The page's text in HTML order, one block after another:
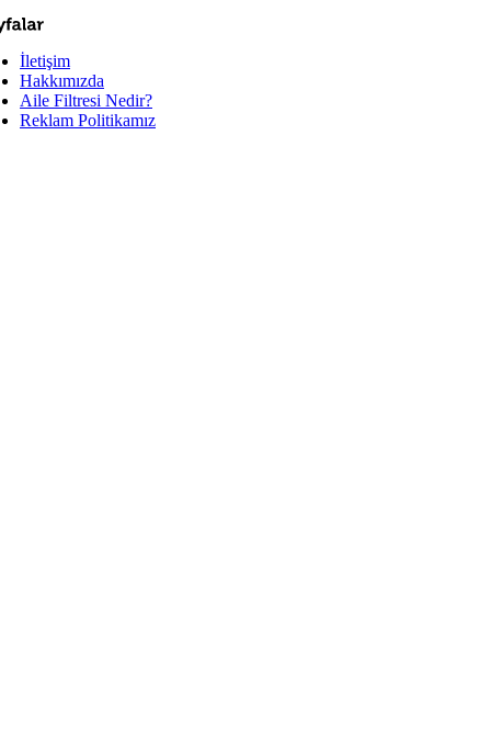
İletişim
Hakkımızda
Aile Filtresi Nedir?
Reklam Politikamız